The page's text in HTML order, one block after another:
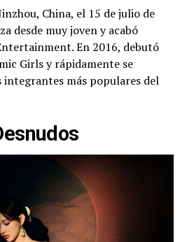
China, el 15 de julio de
desde muy joven y acabó
En 2016, debutó
Girls y rápidamente se
más populares del